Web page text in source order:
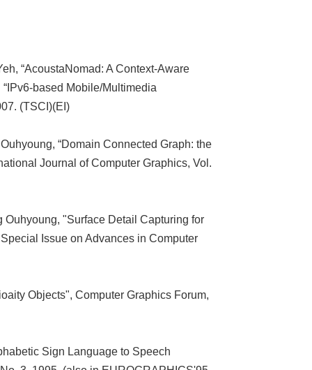
“AcoustaNomad: A Context-Aware
based Mobile/Multimedia
(TSCI)(EI)
“Domain Connected Graph: the
Journal of Computer Graphics, Vol.
"Surface Detail Capturing for
Issue on Advances in Computer
Objects", Computer Graphics Forum,
Sign Language to Speech